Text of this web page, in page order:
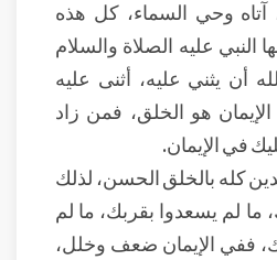
آتاه وحي السماء، كل هذه
النبي عليه الصلاة والسلام
أن يثني عليه، أثنى عليه
هو الخلق، فمن زاد
في الإيمان.
كله بالخلق الحسن، لذلك
ما لم يسعدوا بقربك، ما لم
ففي الإيمان ضعف وخلل،